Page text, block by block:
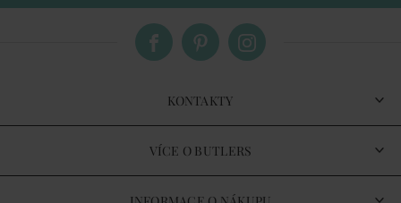
KONTAKTY
VÍCE O BUTLERS